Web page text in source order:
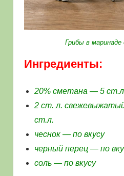
Грибы в
Ингредиенты:
20% сметана — 5
2 ст. л.
ст.л.
чеснок — по вкусу
черный перец — по
соль — по вкусу